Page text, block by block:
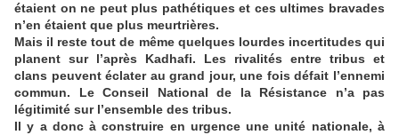
étaient on ne peut plus pathétiques et ces ultimes bravades
n’en étaient que plus meurtrières.
Mais il reste tout de même quelques lourdes incertitudes qui
planent sur l’après Kadhafi. Les rivalités entre tribus et
clans peuvent éclater au grand jour, une fois défait l’ennemi
commun. Le Conseil National de la Résistance n’a pas
légitimité sur l’ensemble des tribus.
Il y a donc à construire en urgence une unité nationale, à